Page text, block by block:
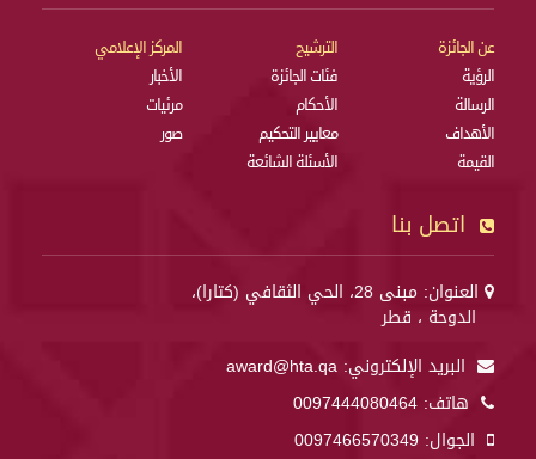
عن الجائزة
الرؤية
الرسالة
الأهداف
القيمة
الترشيح
فئات الجائزة
الأحكام
معايير التحكيم
الأسئلة الشائعة
المركز الإعلامي
الأخبار
مرئيات
صور
اتصل بنا
العنوان: مبنى 28، الحي الثقافي (كتارا)،
الدوحة ، قطر
البريد الإلكتروني: award@hta.qa
هاتف: 0097444080464
الجوال: 0097466570349